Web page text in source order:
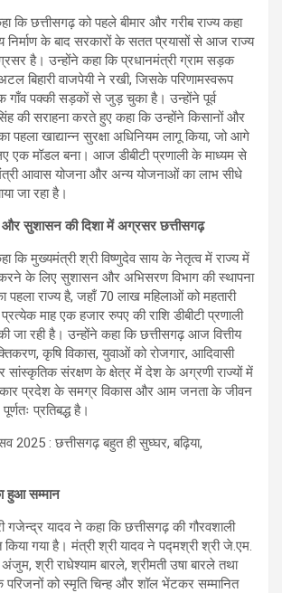
कि छत्तीसगढ़ को पहले बीमार और गरीब राज्य कहा
निर्माण के बाद सरकारों के सतत प्रयासों से आज राज्य
है। उन्होंने कहा कि प्रधानमंत्री ग्राम सड़क
बिहारी वाजपेयी ने रखी, जिसके परिणामस्वरूप
गाँव पक्की सड़कों से जुड़ चुका है। उन्होंने पूर्व
की सराहना करते हुए कहा कि उन्होंने किसानों और
पहला खाद्यान्न सुरक्षा अधिनियम लागू किया, जो आगे
मॉडल बना। आज डीबीटी प्रणाली के माध्यम से
आवास योजना और अन्य योजनाओं का लाभ सीधे
जा रहा है।
सुशासन की दिशा में अग्रसर छत्तीसगढ़
कि मुख्यमंत्री श्री विष्णुदेव साय के नेतृत्व में राज्य में
के लिए सुशासन और अभिसरण विभाग की स्थापना
राज्य है, जहाँ 70 लाख महिलाओं को महतारी
माह एक हजार रुपए की राशि डीबीटी प्रणाली
जा रही है। उन्होंने कहा कि छत्तीसगढ़ आज वित्तीय
कृषि विकास, युवाओं को रोजगार, आदिवासी
सांस्कृतिक संरक्षण के क्षेत्र में देश के अग्रणी राज्यों में
प्रदेश के समग्र विकास और आम जनता के जीवन
प्रतिबद्ध है।
हुआ सम्मान
गजेन्द्र यादव ने कहा कि छत्तीसगढ़ की गौरवशाली
किया गया है। मंत्री श्री यादव ने पद्मश्री श्री जे.एम.
श्री राधेश्याम बारले, श्रीमती उषा बारले तथा
परिजनों को स्मृति चिन्ह और शॉल भेंटकर सम्मानित